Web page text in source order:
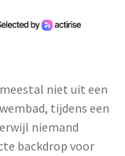
niet uit een
tijdens een
niemand
backdrop voor